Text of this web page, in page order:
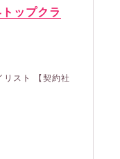
ップクラ
リスト 【契約社